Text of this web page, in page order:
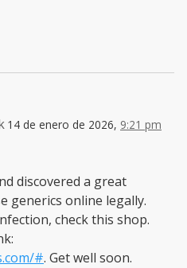
14 de enero de 2026, 9:21 pm
discovered a great
generics online legally.
check this shop.
#. Get well soon.